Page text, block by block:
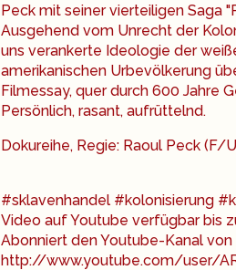
Peck mit seiner vierteiligen Saga
Ausgehend vom Unrecht der
uns verankerte Ideologie der
amerikanischen Urbevölkerung
Filmessay, quer durch 600 Jahre
Persönlich, rasant, aufrüttelnd.
Dokureihe, Regie: Raoul Peck (F/
#sklavenhandel #kolonisierung
Video auf Youtube verfügbar bis
Abonniert den Youtube-Kanal von
http://www.youtube.com/user/